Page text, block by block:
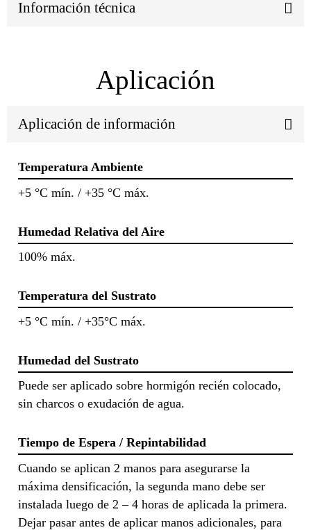
Información técnica
Aplicación
Aplicación de información
Temperatura Ambiente
+5 °C mín. / +35 °C máx.
Humedad Relativa del Aire
100% máx.
Temperatura del Sustrato
+5 °C mín. / +35°C máx.
Humedad del Sustrato
Puede ser aplicado sobre hormigón recién colocado,
sin charcos o exudación de agua.
Tiempo de Espera / Repintabilidad
Cuando se aplican 2 manos para asegurarse la
máxima densificación, la segunda mano debe ser
instalada luego de 2 – 4 horas de aplicada la primera.
Dejar pasar antes de aplicar manos adicionales, para